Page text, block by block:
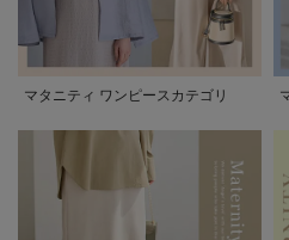
マタニティ ワンピースカテゴリ